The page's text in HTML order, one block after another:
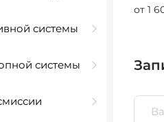
системы
системы
от 1